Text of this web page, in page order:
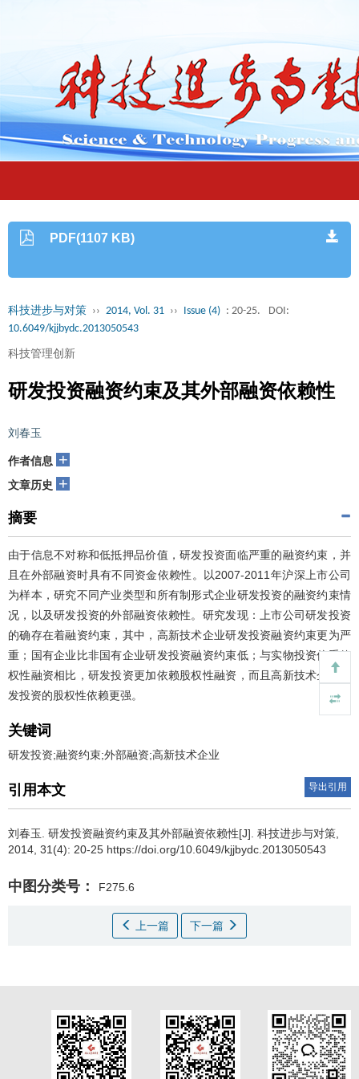
PDF(1107 KB)
科技进步与对策 ›› 2014, Vol. 31 ›› Issue (4) : 20-25.
DOI:
10.6049/kjjbydc.2013050543
科技管理创新
研发投资融资约束及其外部融资依赖性
刘春玉
作者信息 +
文章历史 +
摘要
由于信息不对称和低抵押品价值，研发投资面临严重的融资约束，并
且在外部融资时具有不同资金依赖性。以2007-2011年沪深上市公司
为样本，研究不同产业类型和所有制形式企业研发投资的融资约束情
况，以及研发投资的外部融资依赖性。研究发现：上市公司研发投资
的确存在着融资约束，其中，高新技术企业研发投资融资约束更为严
重；国有企业比非国有企业研发投资融资约束低；与实物投资偏重债
权性融资相比，研发投资更加依赖股权性融资，而且高新技术企业研
发投资的股权性依赖更强。
关键词
研发投资;融资约束;外部融资;高新技术企业
引用本文 导出引用
刘春玉
研发投资融资约束及其外部融资依赖性[J]. 科技进步与对策,
2014, 31(4): 20-25 https://doi.org/10.6049/kjjbydc.2013050543
中图分类号： F275.6
上一篇 下一篇